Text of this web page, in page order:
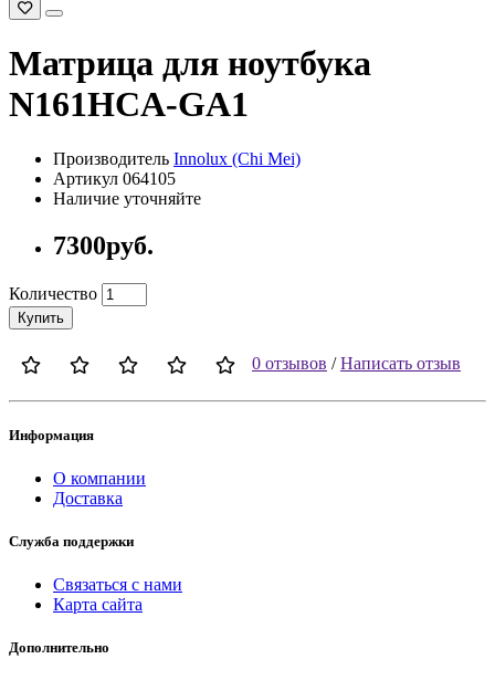
Матрица для ноутбука
N161HCA-GA1
Производитель Innolux (Chi Mei)
Артикул 064105
Наличие уточняйте
7300руб.
Количество
Купить
0 отзывов /Написать отзыв
Информация
О компании
Доставка
Служба поддержки
Связаться с нами
Карта сайта
Дополнительно